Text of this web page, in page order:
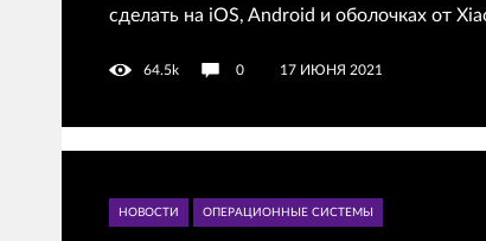
сделать на iOS, Android и оболочках от
64.5k 0 17 ИЮНЯ 2021
НОВОСТИ ОПЕРАЦИОННЫЕ СИСТЕМЫ